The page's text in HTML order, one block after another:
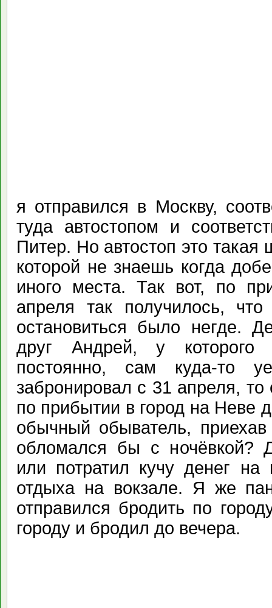
я отправился в Москву,
туда автостопом и
Питер. Но автостоп это такая
которой не знаешь когда
иного места. Так вот, по
апреля так получилось,
остановиться было негде.
друг Андрей, у которого
постоянно, сам куда-то
забронировал с 31 апреля,
по прибытии в город на Неве
обычный обыватель,
обломался бы с ночёвкой?
или потратил кучу денег на
отдыха на вокзале. Я же
отправился бродить по
городу и бродил до вечера.